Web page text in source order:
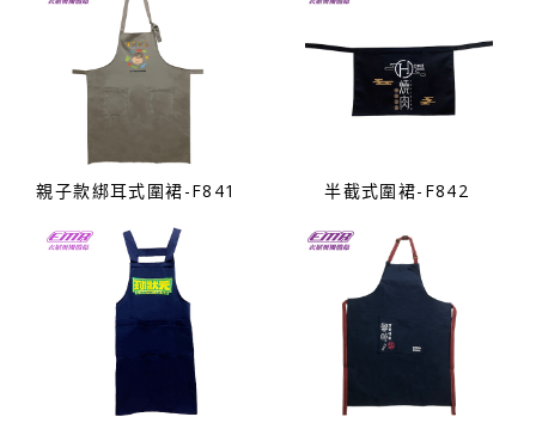
親子款綁耳式圍裙-F841 半截式圍裙-F842